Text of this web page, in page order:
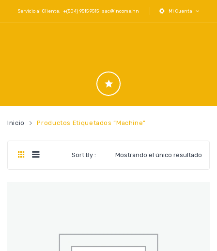
Servicio al Cliente: +(504) 9515 9515 sac@income.hn Mi Cuenta
Inicio Productos Etiquetados “machine”
Mostrando el único resultado
Sort By :